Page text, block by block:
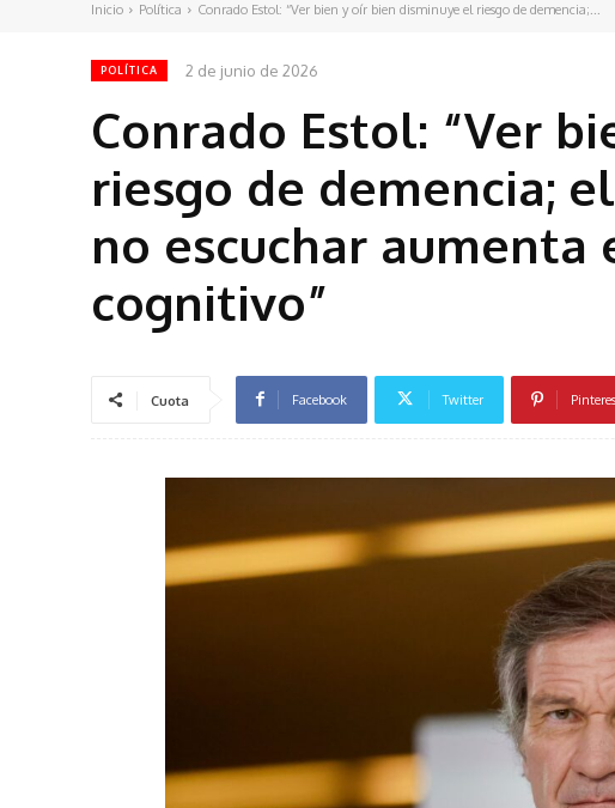
Inicio Política Conrado Estol: “Ver bien y oír bien disminuye el riesgo de demencia;...
POLÍTICA 2 de junio de 2026
Conrado Estol: “Ver
riesgo de demencia;
no escuchar
cognitivo”
Cuota Facebook Twitter